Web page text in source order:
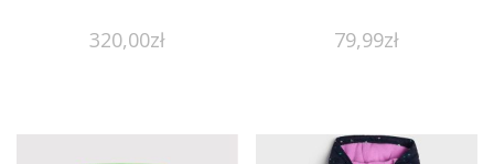
320,00zł 79,99zł